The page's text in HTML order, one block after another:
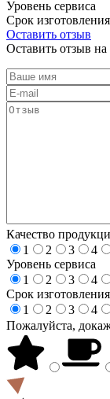
Уровень сервиса
Срок изготовления
Оставить отзыв
Оставить отзыв
Качество
1
2 3 4
Уровень сервиса
1
2 3 4
Срок изготовления
1
2 3 4
Пожалуйста,